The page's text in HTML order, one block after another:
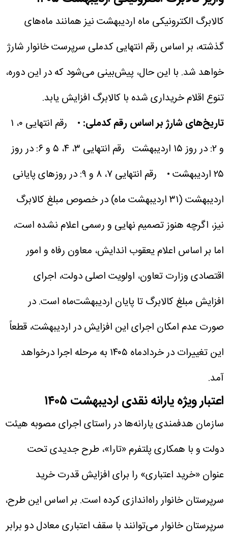
کالابرگ الکترونیکی ماه اردیبهشت نیز همانند ماه‌های
گذشته، بر اساس رقم انتهایی کدملی سرپرست خانوار شارژ
خواهد شد. با این حال، پیش‌بینی می‌شود که در این دوره،
تنوع اقلام خریداری شده با کالابرگ افزایش یابد.
تاریخ‌های شارژ بر اساس رقم کدملی:
• رقم انتهایی ۰، ۱
و ۲: در روز ۱۵ اردیبهشت
رقم انتهایی ۳، ۴، ۵ و ۶: در روز
۲۵ اردیبهشت
• رقم انتهایی ۷، ۸ و ۹: در روزهای پایانی
اردیبهشت (۳۱ اردیبهشت ماه)
در خصوص مبلغ کالابرگ
نیز، اگرچه هنوز تصمیم نهایی و رسمی اعلام نشده است،
اما بر اساس اعلام یعقوب اندایش، معاون رفاه و امور
اقتصادی وزارت تعاون، اولویت اصلی دولت، اجرای
افزایش مبلغ کالابرگ تا پایان اردیبهشت‌ماه است. در
صورت عدم امکان اجرای این افزایش در اردیبهشت، قطعاً
این تغییرات در خردادماه ۱۴۰۵ به مرحله اجرا درخواهد
آمد.
اعتبار ویژه یارانه نقدی اردیبهشت ۱۴۰۵
سازمان هدفمندی یارانه‌ها در راستای اجرای مصوبه هیئت
دولت و با همکاری پلتفرم «تارا»، طرح جدیدی تحت
عنوان «خرید اعتباری» را برای افزایش قدرت خرید
سرپرستان خانوار راه‌اندازی کرده است. بر اساس این طرح،
سرپرستان خانوار می‌توانند با سقف اعتباری معادل دو برابر